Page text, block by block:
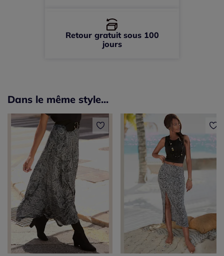
Retour gratuit sous 100
jours
Dans le même style...